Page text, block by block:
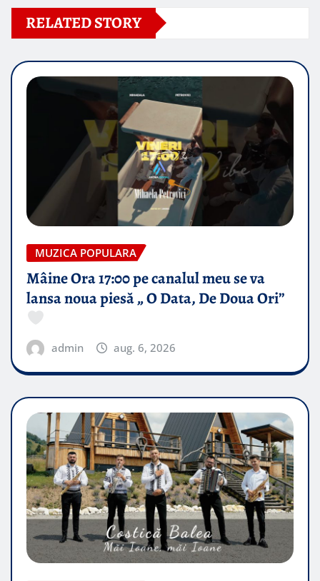
RELATED STORY
MUZICA POPULARA
Mâine Ora 17:00 pe canalul meu se va
lansa noua piesă „ O Data, De Doua Ori”
admin aug. 6, 2026